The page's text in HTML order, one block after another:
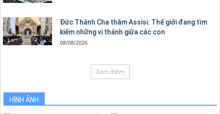
Đức Thánh Cha thăm Assisi: Thế giới đang tìm
kiếm những vị thánh giữa các con
08/08/2026
Xem thêm
HÌNH ẢNH